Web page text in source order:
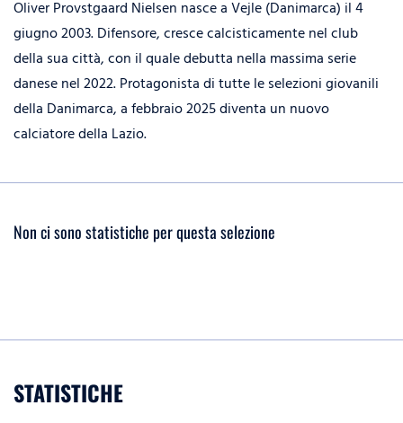
Oliver Provstgaard Nielsen nasce a Vejle (Danimarca) il 4
giugno 2003. Difensore, cresce calcisticamente nel club
della sua città, con il quale debutta nella massima serie
danese nel 2022. Protagonista di tutte le selezioni giovanili
della Danimarca, a febbraio 2025 diventa un nuovo
calciatore della Lazio.
Non ci sono statistiche per questa selezione
STATISTICHE